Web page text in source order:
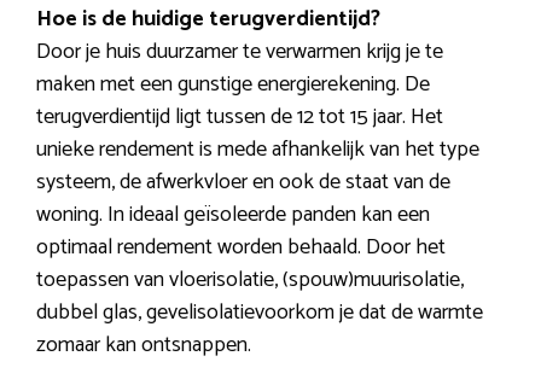
Hoe is de huidige terugverdientijd?
Door je huis duurzamer te verwarmen krijg je te
maken met een gunstige energierekening. De
terugverdientijd ligt tussen de 12 tot 15 jaar. Het
unieke rendement is mede afhankelijk van het type
systeem, de afwerkvloer en ook de staat van de
woning. In ideaal geïsoleerde panden kan een
optimaal rendement worden behaald. Door het
toepassen van vloerisolatie, (spouw)muurisolatie,
dubbel glas, gevelisolatievoorkom je dat de warmte
zomaar kan ontsnappen.